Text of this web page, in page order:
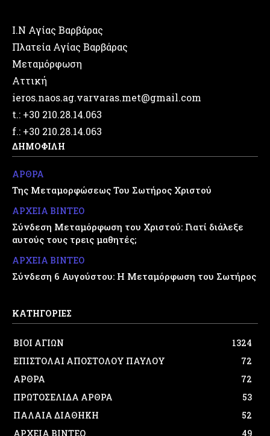
Ι.Ν Αγίας Βαρβάρας
Πλατεία Αγίας Βαρβάρας
Μεταμόρφωση
Αττική
ieros.naos.ag.varvaras.met@gmail.com
t.: +30 210.28.14.063
f.: +30 210.28.14.063
ΔΗΜΟΦΙΛΗ
ΑΡΘΡΑ
Της Μεταμορφώσεως Του Σωτήρος Χριστού
ΑΡΧΕΙΑ ΒΙΝΤΕΟ
Σύνδεση Μεταμόρφωση του Χριστού: Γιατί διάλεξε
αυτούς τους τρεις μαθητές;
ΑΡΧΕΙΑ ΒΙΝΤΕΟ
Σύνδεση 6 Αυγούστου: Η Μεταμόρφωση του Σωτήρος
ΚΑΤΗΓΟΡΙΕΣ
ΒΙΟΙ ΑΓΙΩΝ
1324
ΕΠΙΣΤΟΛΑΙ ΑΠΟΣΤΟΛΟΥ ΠΑΥΛΟΥ
72
ΑΡΘΡΑ
72
ΠΡΩΤΟΣΕΛΙΔΑ ΑΡΘΡΑ
53
ΠΑΛΑΙΑ ΔΙΑΘΗΚΗ
52
ΑΡΧΕΙΑ ΒΙΝΤΕΟ
49